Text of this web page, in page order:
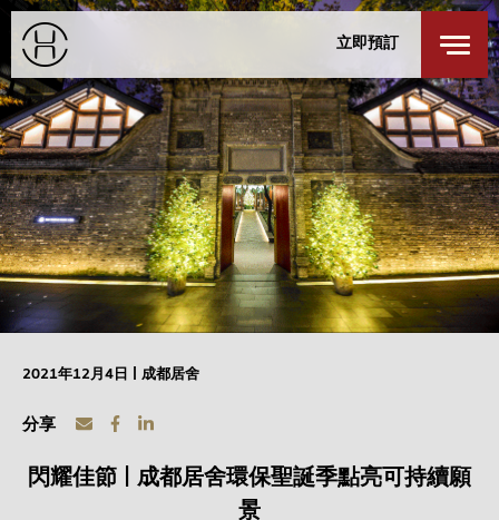
立即預訂
成都
入住
週日
9 8月 2026
退回
週一
10 8月 2026
客房
最多 3 位客人
成人
12 歲或以上
小童
登錄/ 註冊
私人活動
特別優惠
聯絡我們
探索居舍
探索我们的城市
2021年12月4日 | 成都居舍
分享
閃耀佳節 | 成都居舍環保聖誕季點亮可持續願
景